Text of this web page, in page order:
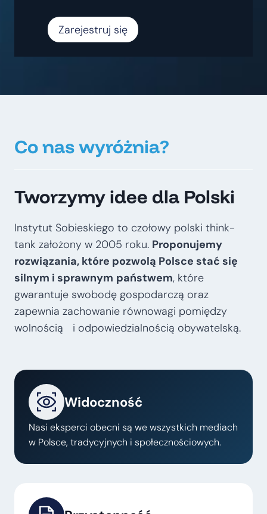
Zarejestruj się
Co nas wyróżnia?
Tworzymy idee dla Polski
Instytut Sobieskiego to czołowy polski think-
tank założony w 2005 roku. Proponujemy
rozwiązania, które pozwolą Polsce stać się
silnym i sprawnym państwem, które
gwarantuje swobodę gospodarczą oraz
zapewnia zachowanie równowagi pomiędzy
wolnością i odpowiedzialnością obywatelską.
Widoczność
Nasi eksperci obecni są we wszystkich mediach
w Polsce, tradycyjnych i społecznościowych.